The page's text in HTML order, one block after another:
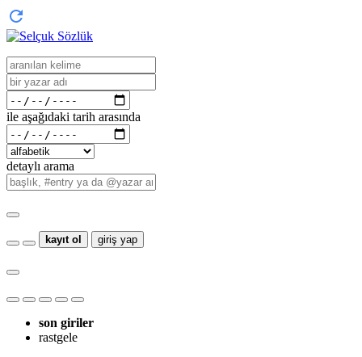
ile aşağıdaki tarih arasında
detaylı arama
kayıt ol giriş yap
son giriler
rastgele